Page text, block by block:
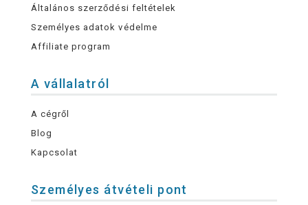
Általános szerződési feltételek
Személyes adatok védelme
Affiliate program
A vállalatról
A cégről
Blog
Kapcsolat
Személyes átvételi pont